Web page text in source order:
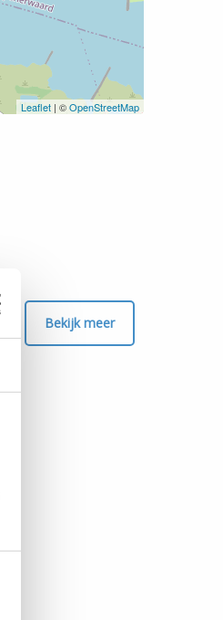
Leaflet | ©OpenStreetMap
Bekijk meer